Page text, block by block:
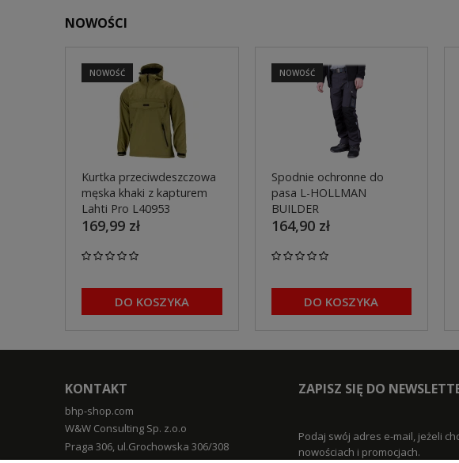
NOWOŚCI
Kurtka przeciwdeszczowa
męska khaki z kapturem
Lahti Pro L40953
169,99 zł
DO KOSZYKA
NOWOŚĆ
Spodnie ochronne do
pasa L-HOLLMAN
BUILDER
164,90 zł
DO KOSZYKA
NOWOŚĆ
KONTAKT
bhp-shop.com
W&W Consulting Sp. z.o.o
Praga 306, ul.Grochowska 306/308
ZAPISZ SIĘ DO
Podaj swój adres e-mail, jeżeli
nowościach i promocjach.